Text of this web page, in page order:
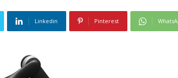
Linkedin Pinterest